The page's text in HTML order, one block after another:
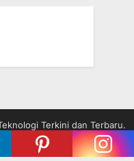
Terkini dan Terbaru.
theme